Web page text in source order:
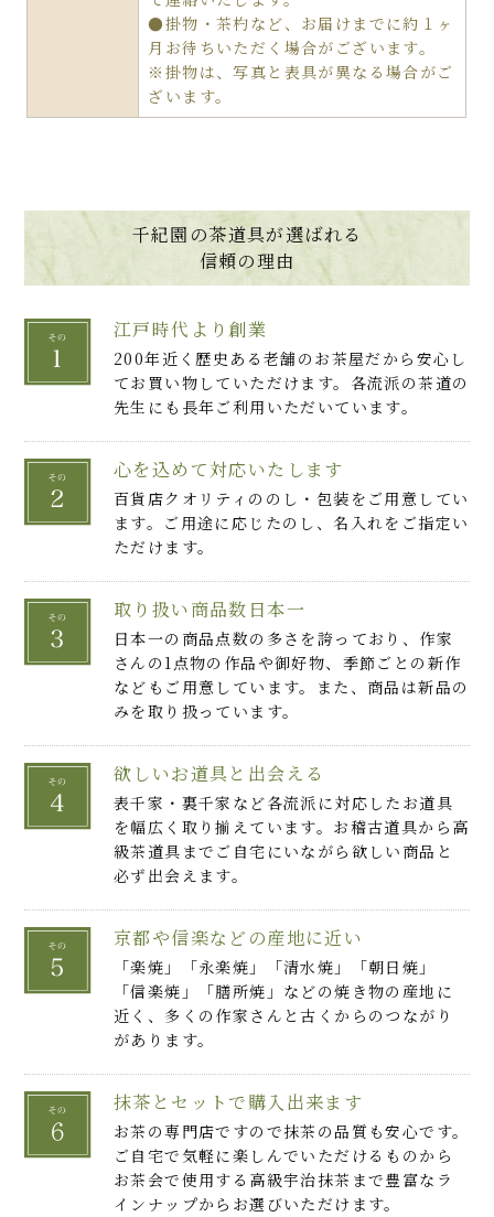
●掛物・茶杓など、お届けまでに約１ヶ
月お待ちいただく場合がございます。
※掛物は、写真と表具が異なる場合がご
ざいます。
千紀園の茶道具が選ばれる
信頼の理由
江戸時代より創業
200年近く歴史ある老舗のお茶屋だから安心し
てお買い物していただけます。各流派の茶道の
先生にも長年ご利用いただいています。
心を込めて対応いたします
百貨店クオリティののし・包装をご用意してい
ます。ご用途に応じたのし、名入れをご指定い
ただけます。
取り扱い商品数日本一
日本一の商品点数の多さを誇っており、作家
さんの1点物の作品や御好物、季節ごとの新作
などもご用意しています。また、商品は新品の
みを取り扱っています。
欲しいお道具と出会える
表千家・裏千家など各流派に対応したお道具
を幅広く取り揃えています。お稽古道具から高
級茶道具までご自宅にいながら欲しい商品と
必ず出会えます。
京都や信楽などの産地に近い
「楽焼」「永楽焼」「清水焼」「朝日焼」
「信楽焼」「膳所焼」などの焼き物の産地に
近く、多くの作家さんと古くからのつながり
があります。
抹茶とセットで購入出来ます
お茶の専門店ですので抹茶の品質も安心です。
ご自宅で気軽に楽しんでいただけるものから
お茶会で使用する高級宇治抹茶まで豊富なラ
インナップからお選びいただけます。